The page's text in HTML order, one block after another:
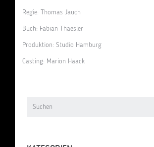
Regie: Thomas Jauch
Buch: Fabian Thaesler
Produktion: Studio Hamburg
Casting: Marion Haack